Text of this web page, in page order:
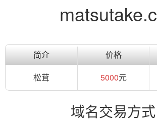
简介 价格
松茸
5000元
域名交易方式